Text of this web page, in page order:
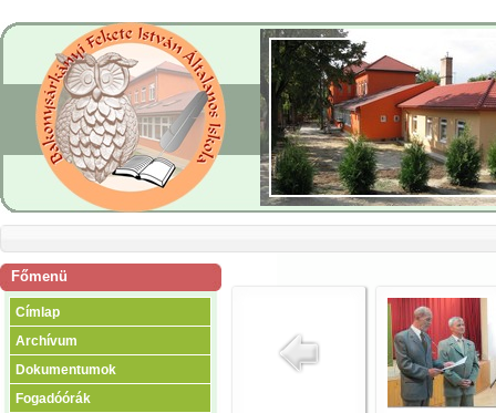
Főmenü
Címlap
Archívum
Dokumentumok
Fogadóórák